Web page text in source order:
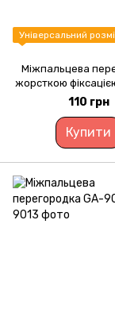
Універсальний
Міжпальцева
жорсткою
110 грн
Купити